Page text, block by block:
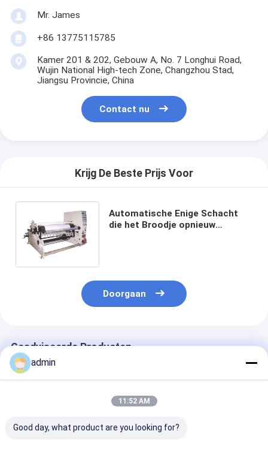
Mr. James
+86 13775115785
Kamer 201 & 202, Gebouw A, No. 7 Longhui Road,
Wujin National High-tech Zone, Changzhou Stad,
Jiangsu Provincie, China
Contact nu
Krijg De Beste Prijs Voor
Automatische Enige Schacht
die het Broodje opnieuw
Doorgaan
Geadviseerde Producten
admin
11:52 AM
Good day, what product are you looking for?